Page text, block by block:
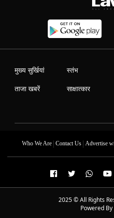
मुख्य सुर्खियां
ताजा खबरें
स्तंभ
साक्षात्कार
Who We Are| Contact Us| Advertise
2025 © All Rights
Powered By